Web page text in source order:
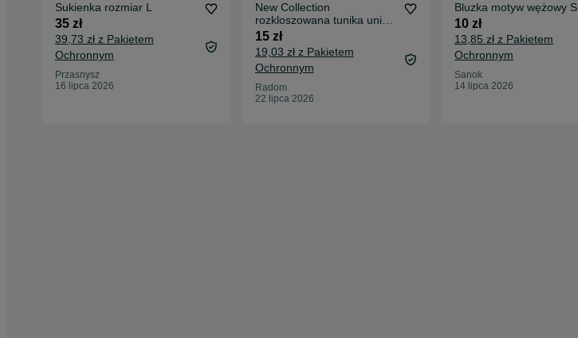
Sukienka rozmiar L
35 zł
39,73 zł z Pakietem
Ochronnym
Przasnysz
16 lipca 2026
New Collection
rozkloszowana tunika uni
wężowy print
15 zł
19,03 zł z Pakietem
Ochronnym
Radom
22 lipca 2026
Bluzka motyw wężowy S
10 zł
13,85 zł z Pakietem
Ochronnym
Sanok
14 lipca 2026